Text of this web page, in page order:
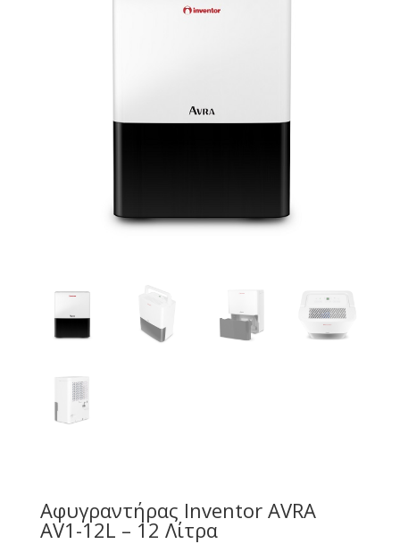
Αφυγραντήρας Inventor AVRA
AV1-12L – 12 Λίτρα